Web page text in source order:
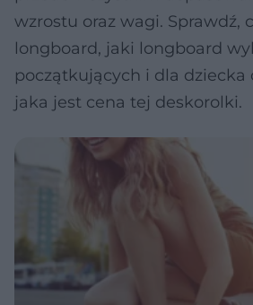
wzrostu oraz wagi. Sprawdź,
longboard, jaki longboard
początkujących i dla dziecka
jaka jest cena tej deskorolki.